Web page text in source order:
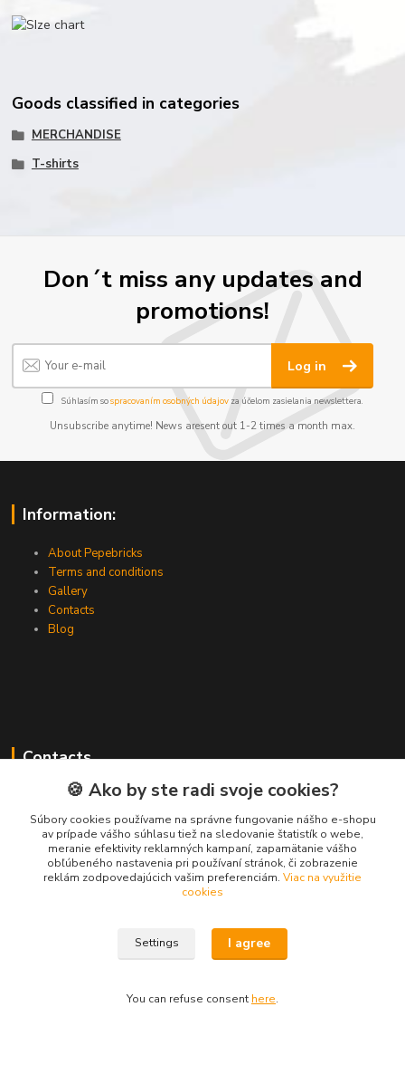
Goods classified in categories
MERCHANDISE
T-shirts
Don´t miss any updates and
promotions!
Log in
Súhlasím sospracovaním osobných údajov za účelom zasielania newslettera.
Unsubscribe anytime! News aresent out 1-2 times a month max.
Information:
About Pepebricks
Terms and conditions
Gallery
Contacts
Blog
Contacts
PEPE Bricks - custom LEGO prints
PEPE
+421 915 709 534
skifi.space@gmail.com
🍪 Ako by ste radi svoje cookies?
Súbory cookies používame na správne fungovanie nášho e-shopu
av prípade vášho súhlasu tiež na sledovanie štatistík o webe,
meranie efektivity reklamných kampaní, zapamätanie vášho
obľúbeného nastavenia pri používaní stránok, či zobrazenie
reklám zodpovedajúcich vašim preferenciám. Viac na využitie
cookies
Settings I agree
You can refuse consent here.